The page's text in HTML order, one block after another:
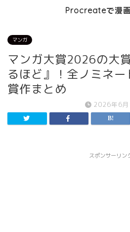
Procreateで漫
マンガ
マンガ大賞2026の大
るほど』！全ノミネ
賞作まとめ
2026年6
スポンサーリン